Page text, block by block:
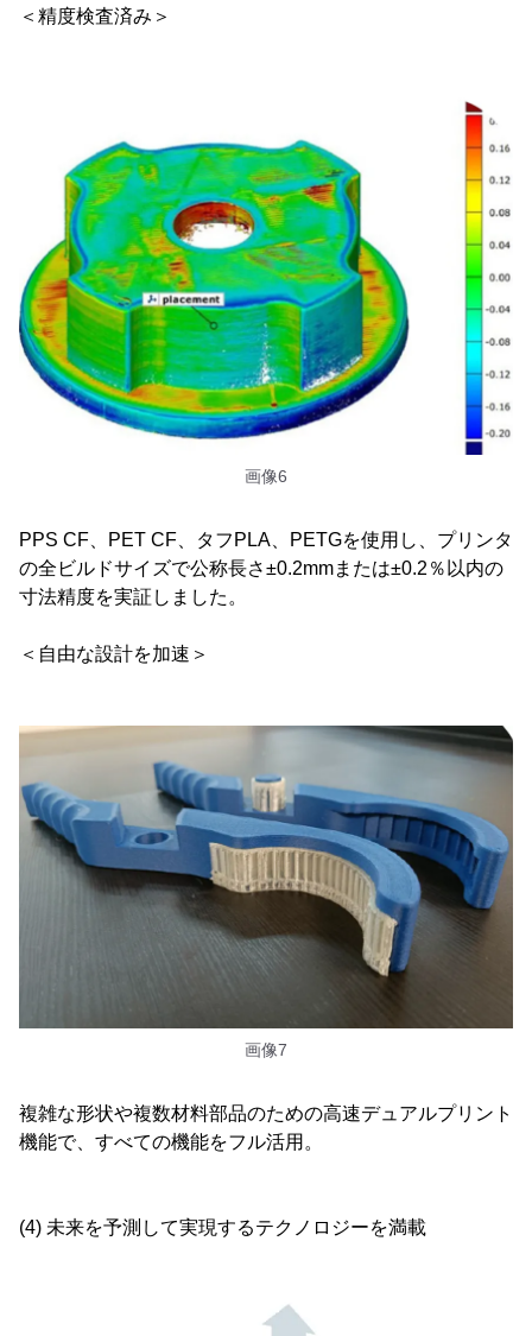
＜精度検査済み＞
画像6
PPS CF、PET CF、タフPLA、PETGを使用し、プリンタ
の全ビルドサイズで公称長さ±0.2mmまたは±0.2％以内の
寸法精度を実証しました。
＜自由な設計を加速＞
画像7
複雑な形状や複数材料部品のための高速デュアルプリント
機能で、すべての機能をフル活用。
(4) 未来を予測して実現するテクノロジーを満載